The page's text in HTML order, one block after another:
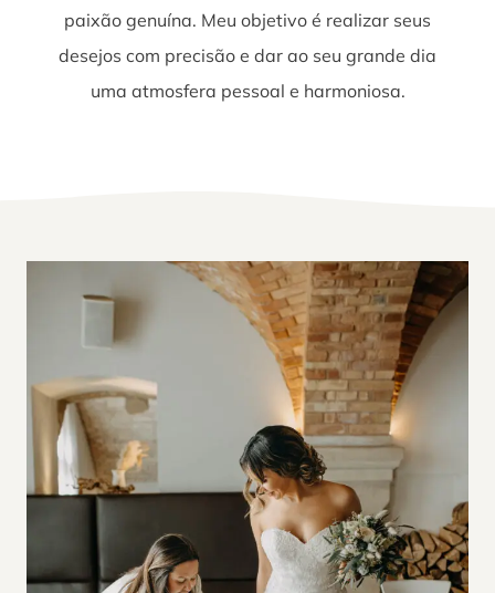
paixão genuína. Meu objetivo é realizar seus
desejos com precisão e dar ao seu grande dia
uma atmosfera pessoal e harmoniosa.